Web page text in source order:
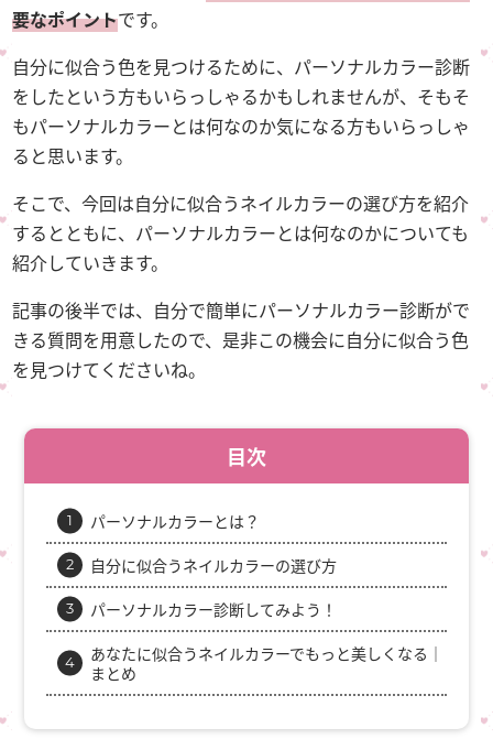
要なポイントです。
自分に似合う色を見つけるために、パーソナルカラー診断
をしたという方もいらっしゃるかもしれませんが、そもそ
もパーソナルカラーとは何なのか気になる方もいらっしゃ
ると思います。
そこで、今回は自分に似合うネイルカラーの選び方を紹介
するとともに、パーソナルカラーとは何なのかについても
紹介していきます。
記事の後半では、自分で簡単にパーソナルカラー診断がで
きる質問を用意したので、是非この機会に自分に似合う色
を見つけてくださいね。
目次
パーソナルカラーとは？
自分に似合うネイルカラーの選び方
パーソナルカラー診断してみよう！
あなたに似合うネイルカラーでもっと美しくなる｜
まとめ